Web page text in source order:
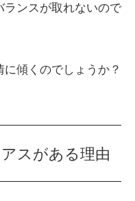
ランスが取れないので
傾くのでしょうか？
スがある理由